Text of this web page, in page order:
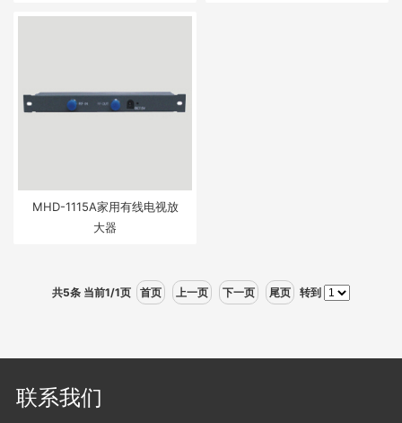
MHD-1115A家用有线电视放
大器
共5条 当前1/1页 首页 上一页 下一页 尾页 转到
联系我们